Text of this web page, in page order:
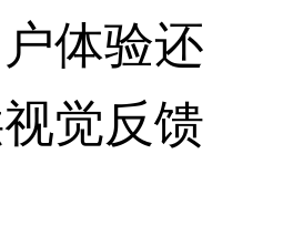
体验还
觉反馈